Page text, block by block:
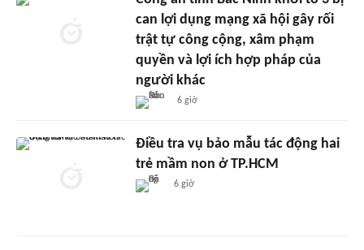
can lợi dụng mạng xã hội gây rối
trật tự công cộng, xâm phạm
quyền và lợi ích hợp pháp của
người khác
6 giờ
Điều tra vụ bảo mẫu tác động hai
trẻ mầm non ở TP.HCM
6 giờ